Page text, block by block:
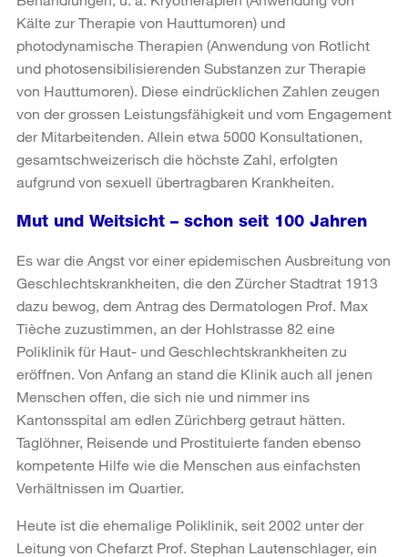
Kälte zur Therapie von Hauttumoren) und
photodynamische Therapien (Anwendung von Rotlicht
und photosensibilisierenden Substanzen zur Therapie
von Hauttumoren). Diese eindrücklichen Zahlen zeugen
von der grossen Leistungsfähigkeit und vom Engagement
der Mitarbeitenden. Allein etwa 5000 Konsultationen,
gesamtschweizerisch die höchste Zahl, erfolgten
aufgrund von sexuell übertragbaren Krankheiten.
Mut und Weitsicht – schon seit 100 Jahren
Es war die Angst vor einer epidemischen Ausbreitung von
Geschlechtskrankheiten, die den Zürcher Stadtrat 1913
dazu bewog, dem Antrag des Dermatologen Prof. Max
Tièche zuzustimmen, an der Hohlstrasse 82 eine
Poliklinik für Haut- und Geschlechtskrankheiten zu
eröffnen. Von Anfang an stand die Klinik auch all jenen
Menschen offen, die sich nie und nimmer ins
Kantonsspital am edlen Zürichberg getraut hätten.
Taglöhner, Reisende und Prostituierte fanden ebenso
kompetente Hilfe wie die Menschen aus einfachsten
Verhältnissen im Quartier.
Heute ist die ehemalige Poliklinik, seit 2002 unter der
Leitung von Chefarzt Prof. Stephan Lautenschlager, ein